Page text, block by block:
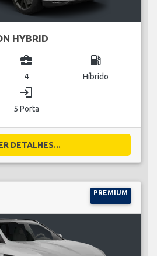
HYBRID
business_center
4
local_gas_station
Híbrido
login
5 Porta
DETALHES...
PREMIUM